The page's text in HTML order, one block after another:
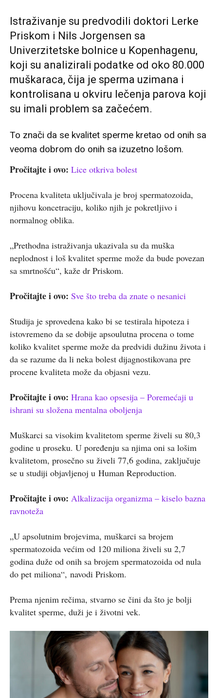
Istraživanje su predvodili doktori Lerke
Priskom i Nils Jorgensen sa
Univerzitetske bolnice u Kopenhagenu,
koji su analizirali podatke od oko 80.000
muškaraca, čija je sperma uzimana i
kontrolisana u okviru lečenja parova koji
su imali problem sa začećem.
To znači da se kvalitet sperme kretao od onih sa
veoma dobrom do onih sa izuzetno lošom.
Pročitajte i ovo: Lice otkriva bolest
Procena kvaliteta uključivala je broj spermatozoida,
njihovu koncetraciju, koliko njih je pokretljivo i
normalnog oblika.
„Prethodna istraživanja ukazivala su da muška
neplodnost i loš kvalitet sperme može da bude povezan
sa smrtnošću“, kaže dr Priskom.
Pročitajte i ovo: Sve što treba da znate o nesanici
Studija je sprovedena kako bi se testirala hipoteza i
istovremeno da se dobije apsoulutna procena o tome
koliko kvalitet sperme može da predvidi dužinu života i
da se razume da li neka bolest dijagnostikovana pre
procene kvaliteta može da objasni vezu.
Pročitajte i ovo: Hrana kao opsesija – Poremećaji u
ishrani su složena mentalna oboljenja
Muškarci sa visokim kvalitetom sperme živeli su 80,3
godine u proseku. U poređenju sa njima oni sa lošim
kvalitetom, prosečno su živeli 77,6 godina, zaključuje
se u studiji objavljenoj u Human Reproduction.
Pročitajte i ovo: Alkalizacija organizma – kiselo bazna
ravnoteža
„U apsolutnim brojevima, muškarci sa brojem
spermatozoida većim od 120 miliona živeli su 2,7
godina duže od onih sa brojem spermatozoida od nula
do pet miliona“, navodi Priskom.
Prema njenim rečima, stvarno se čini da što je bolji
kvalitet sperme, duži je i životni vek.